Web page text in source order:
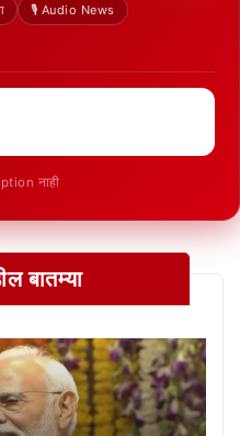
🎙️ Audio News
नाही
बातम्या